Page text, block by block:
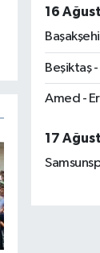
16
Beşiktaş
Amed -
17